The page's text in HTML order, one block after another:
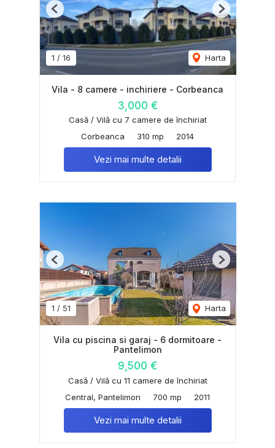
1 / 16 Harta
Previous Next
Vila - 8 camere - inchiriere - Corbeanca
3,000 €
Casă / Vilă cu 7 camere de închiriat
Corbeanca
310 mp 2014
Vezi mai multe detalii
1 / 51 Harta
Previous Next
Vila cu piscina si garaj - 6 dormitoare -
Pantelimon
9,500 €
Casă / Vilă cu 11 camere de închiriat
Central, Pantelimon
700 mp 2011
Vezi mai multe detalii